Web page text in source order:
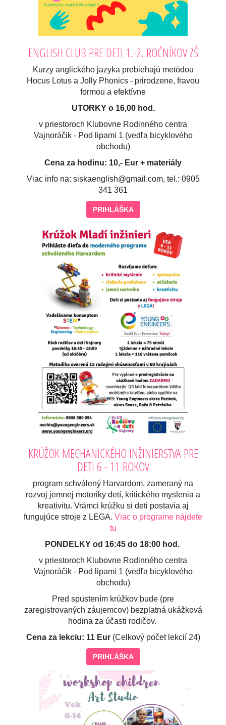
ENGLISH CLUB PRE DETI 1.-2. ROČNÍKOV ZŠ
Kurzy anglického jazyka prebiehajú metódou
Hocus Lotus a Jolly Phonics - prirodzene, fravou
formou a efektívne
UTORKY o 16,00 hod.
v priestoroch Klubovne Rodinného centra
Vajnoráčik - Pod lipami 1 (vedľa bicyklového
obchodu)
Cena za hodinu: 10,- Eur + materiály
Viac info na: siskaenglish@gmail.com, tel.: 0905
341 361
PRIHLÁŠKA
KRÚŽOK MECHANICKÉHO INŽINIERSTVA PRE
DETI 6 - 11 ROKOV
program schválený Harvardom, zameraný na
rozvoj jemnej motoriky detí, kritického myslenia a
kreativitu. Vrámci krúžku si deti postavia aj
fungujúce stroje z LEGA. Viac o programe nájdete
tu
PONDELKY od 16:45 do 18:00 hod.
v priestoroch Klubovne Rodinného centra
Vajnoráčik - Pod lipami 1 (vedľa bicyklového
obchodu)
Pred spustením krúžkov bude (pre
zaregistrovaných záujemcov) bezplatná ukážková
hodina za účasti rodičov.
Cena za lekciu: 11 Eur (Celkový počet lekcií 24)
PRIHLÁŠKA